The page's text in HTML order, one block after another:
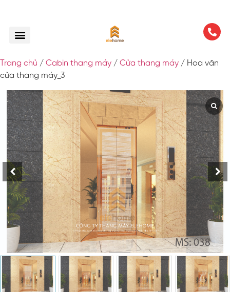
Trang chủ / Cabin thang máy / Cửa thang máy / Hoa văn
cửa thang máy_3